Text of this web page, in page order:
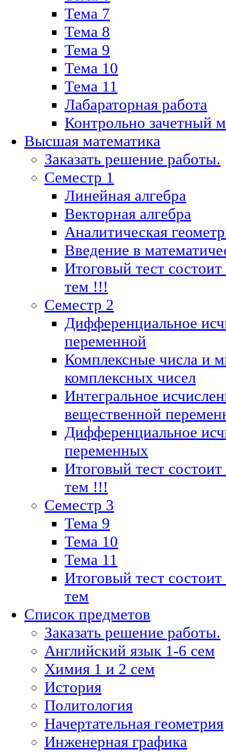
Тема 7
Тема 8
Тема 9
Тема 10
Тема 11
Лабараторная работа
Контрольно зачетный
Высшая математика
Заказать решение работы.
Семестр 1
Линейная алгебра
Векторная алгебра
Аналитическая
Введение в
Итоговый тест
тем !!!
Семестр 2
Дифференциальное
переменной
Комплексные числа и
комплексных чисел
Интегральное
вещественной
Дифференциальное
переменных
Итоговый тест
тем !!!
Семестр 3
Тема 9
Тема 10
Тема 11
Итоговый тест
тем
Список предметов
Заказать решение работы.
Английский язык 1-6 сем
Химия 1 и 2 сем
История
Политология
Начертательная геометрия
Инженерная графика